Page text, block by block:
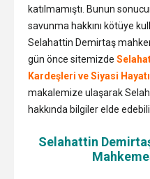
katılmamıştı. Bunun
savunma hakkını kötüye
Selahattin Demirtaş
gün önce sitemizde
Kardeşleri ve Siyasi Hayatı
makalemize ulaşarak
hakkında bilgiler elde
Selahattin